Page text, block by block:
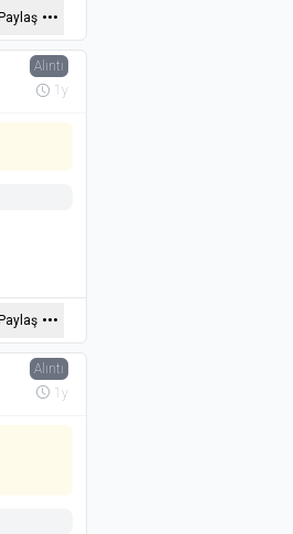
Paylaş
Alıntı
1y
Alıntı
1y